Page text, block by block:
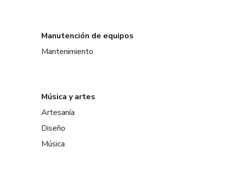
Manutención de equipos
Mantenimiento
Música y artes
Artesanía
Diseño
Música